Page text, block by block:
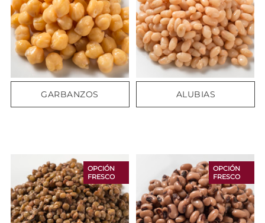
GARBANZOS ALUBIAS
OPCIÓN
FRESCO
OPCIÓN
FRESCO